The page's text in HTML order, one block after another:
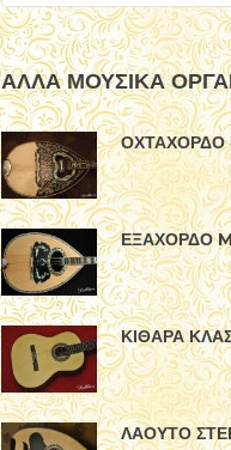
ΑΛΛΑ ΜΟΥΣΙΚΑ
ΟΧΤΑΧΟΡΔΟ
ΕΞΑΧΟΡΔΟ
ΚΙΘΑΡΑ
ΛΑΟΥΤΟ